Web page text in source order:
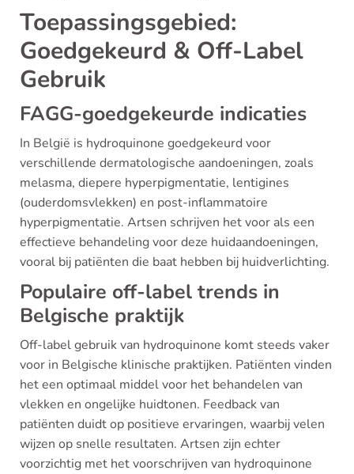
Toepassingsgebied:
Goedgekeurd & Off-Label
Gebruik
FAGG-goedgekeurde indicaties
In België is hydroquinone goedgekeurd voor
verschillende dermatologische aandoeningen, zoals
melasma, diepere hyperpigmentatie, lentigines
(ouderdomsvlekken) en post-inflammatoire
hyperpigmentatie. Artsen schrijven het voor als een
effectieve behandeling voor deze huidaandoeningen,
vooral bij patiënten die baat hebben bij huidverlichting.
Populaire off-label trends in
Belgische praktijk
Off-label gebruik van hydroquinone komt steeds vaker
voor in Belgische klinische praktijken. Patiënten vinden
het een optimaal middel voor het behandelen van
vlekken en ongelijke huidtonen. Feedback van
patiënten duidt op positieve ervaringen, waarbij velen
wijzen op snelle resultaten. Artsen zijn echter
voorzichtig met het voorschrijven van hydroquinone